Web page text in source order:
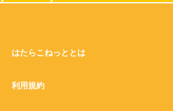
はたらこねっととは
利用規約